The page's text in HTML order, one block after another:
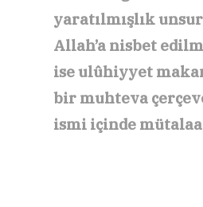
yaratılmışlık
Allah’a nisbet
ise ulûhiyyet
bir muhteva
ismi içinde